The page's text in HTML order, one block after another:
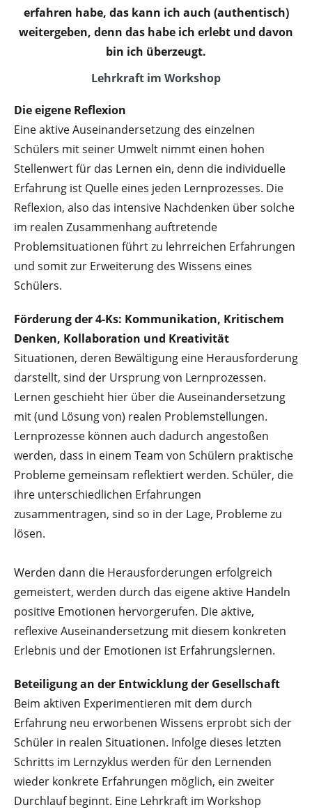
erfahren habe, das kann ich auch (authentisch)
weitergeben, denn das habe ich erlebt und davon
bin ich überzeugt.
Lehrkraft im Workshop
Die eigene Reflexion
Eine aktive Auseinandersetzung des einzelnen
Schülers mit seiner Umwelt nimmt einen hohen
Stellenwert für das Lernen ein, denn die individuelle
Erfahrung ist Quelle eines jeden Lernprozesses. Die
Reflexion, also das intensive Nachdenken über solche
im realen Zusammenhang auftretende
Problemsituationen führt zu lehrreichen Erfahrungen
und somit zur Erweiterung des Wissens eines
Schülers.
Förderung der 4-Ks: Kommunikation, Kritischem
Denken, Kollaboration und Kreativität
Situationen, deren Bewältigung eine Herausforderung
darstellt, sind der Ursprung von Lernprozessen.
Lernen geschieht hier über die Auseinandersetzung
mit (und Lösung von) realen Problemstellungen.
Lernprozesse können auch dadurch angestoßen
werden, dass in einem Team von Schülern praktische
Probleme gemeinsam reflektiert werden. Schüler, die
ihre unterschiedlichen Erfahrungen
zusammentragen, sind so in der Lage, Probleme zu
lösen.
Werden dann die Herausforderungen erfolgreich
gemeistert, werden durch das eigene aktive Handeln
positive Emotionen hervorgerufen. Die aktive,
reflexive Auseinandersetzung mit diesem konkreten
Erlebnis und der Emotionen ist Erfahrungslernen.
Beteiligung an der Entwicklung der Gesellschaft
Beim aktiven Experimentieren mit dem durch
Erfahrung neu erworbenen Wissens erprobt sich der
Schüler in realen Situationen. Infolge dieses letzten
Schritts im Lernzyklus werden für den Lernenden
wieder konkrete Erfahrungen möglich, ein zweiter
Durchlauf beginnt. Eine Lehrkraft im Workshop